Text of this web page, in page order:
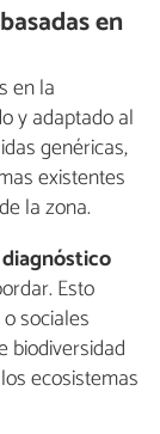
en
en la
y adaptado al
genéricas,
existentes
la zona.
Esto
sociales
biodiversidad
ecosistemas